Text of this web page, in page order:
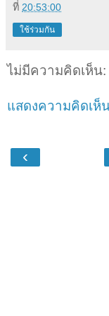
ที่ 20:53:00
ใช้ร่วมกัน
ไม่มีความคิดเห็น:
แสดงความคิดเห็
‹